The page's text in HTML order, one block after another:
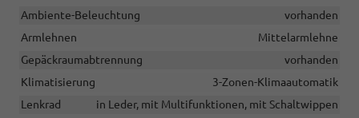
Ambiente-Beleuchtung
vorhanden
Armlehnen
Mittelarmlehne
Gepäckraumabtrennung
vorhanden
Klimatisierung
3-Zonen-Klimaautomatik
Lenkrad
in Leder, mit Multifunktionen, mit Schaltwippen